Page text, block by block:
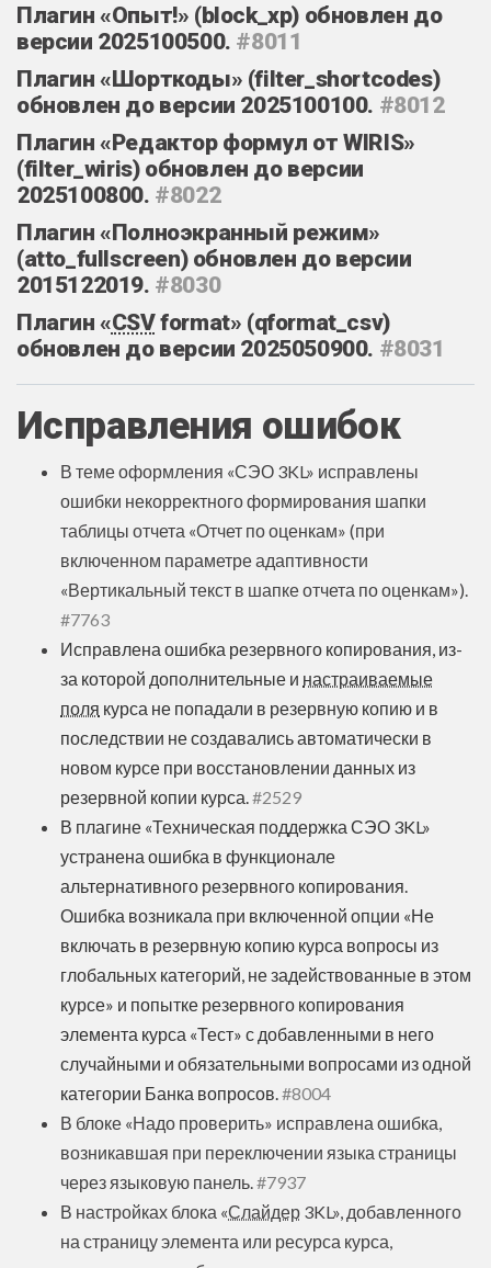
Плагин «Опыт!» (block_xp) обновлен до
версии 2025100500. #8011
Плагин «Шорткоды» (filter_shortcodes)
обновлен до версии 2025100100. #8012
Плагин «Редактор формул от WIRIS»
(filter_wiris) обновлен до версии
2025100800. #8022
Плагин «Полноэкранный режим»
(atto_fullscreen) обновлен до версии
2015122019. #8030
Плагин «CSVformat» (qformat_csv)
обновлен до версии 2025050900. #8031
Исправления ошибок
В теме оформления «СЭО 3KL» исправлены
ошибки некорректного формирования шапки
таблицы отчета «Отчет по оценкам» (при
включенном параметре адаптивности
«Вертикальный текст в шапке отчета по оценкам»).
#7763
Исправлена ошибка резервного копирования, из-
за которой дополнительные и настраиваемые
поля курса не попадали в резервную копию и в
последствии не создавались автоматически в
новом курсе при восстановлении данных из
резервной копии курса. #2529
В плагине «Техническая поддержка СЭО 3KL»
устранена ошибка в функционале
альтернативного резервного копирования.
Ошибка возникала при включенной опции «Не
включать в резервную копию курса вопросы из
глобальных категорий, не задействованные в этом
курсе» и попытке резервного копирования
элемента курса «Тест» с добавленными в него
случайными и обязательными вопросами из одной
категории Банка вопросов. #8004
В блоке «Надо проверить» исправлена ошибка,
возникавшая при переключении языка страницы
через языковую панель. #7937
В настройках блока «Слайдер 3KL», добавленного
на страницу элемента или ресурса курса,